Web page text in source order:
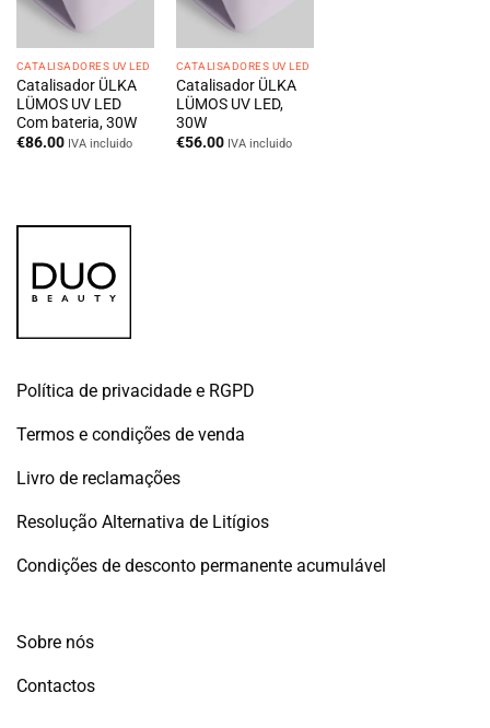
CATALISADORES UV LED
Catalisador ÜLKA
LÜMOS UV LED
Com bateria, 30W
€86.00 IVA incluido
CATALISADORES UV LED
Catalisador ÜLKA
LÜMOS UV LED,
30W
€56.00 IVA incluido
Política de privacidade e RGPD
Termos e condições de venda
Livro de reclamações
Resolução Alternativa de Litígios
Condições de desconto permanente acumulável
Sobre nós
Contactos